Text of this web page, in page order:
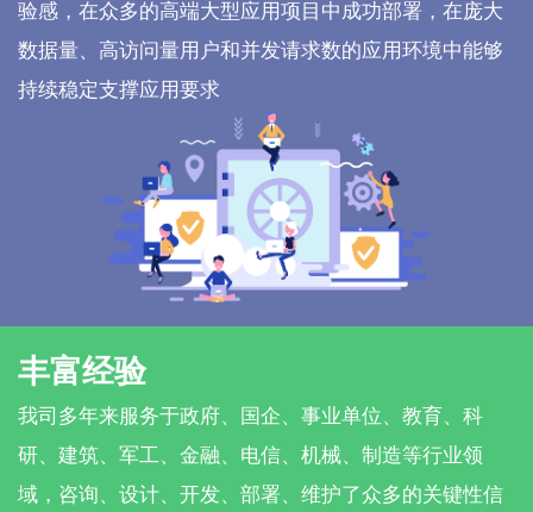
验感，在众多的高端大型应用项目中成功部署，在庞大
数据量、高访问量用户和并发请求数的应用环境中能够
持续稳定支撑应用要求
丰富经验
我司多年来服务于政府、国企、事业单位、教育、科
研、建筑、军工、金融、电信、机械、制造等行业领
域，咨询、设计、开发、部署、维护了众多的关键性信